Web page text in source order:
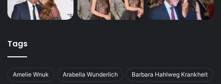
Tags
Amelie Wnuk Arabella Wunderlich Barbara Hahlweg Krankheit